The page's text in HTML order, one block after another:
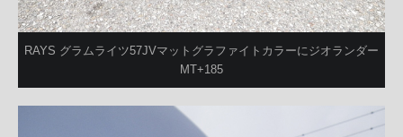
RAYS グラムライツ57JVマットグラファイトカラーにジオランダー
MT+185